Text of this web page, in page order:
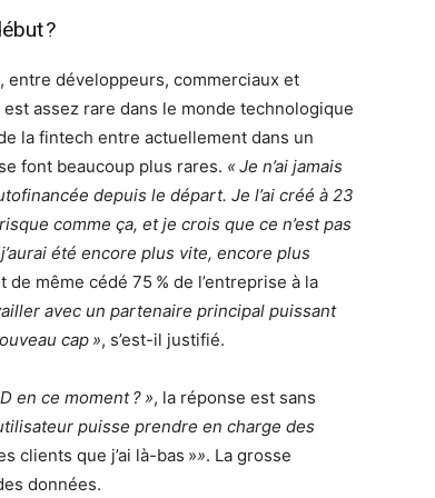
?
entre développeurs, commerciaux et
assez rare dans le monde technologique
la fintech entre actuellement dans un
font beaucoup plus rares. « Je n’ai jamais
depuis le départ. Je l’ai créé à 23
comme ça, et je crois que ce n’est pas
été encore plus vite, encore plus
même cédé 75 % de l’entreprise à la
avec un partenaire principal puissant
cap », s’est-il justifié.
en ce moment ? », la réponse est sans
puisse prendre en charge des
clients que j’ai là-bas »». La grosse
données.